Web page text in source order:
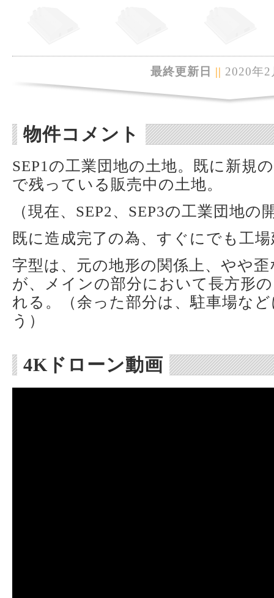
最終更新日 || 2020年
物件コメント
SEP1の工業団地の土地。既に新規
で残っている販売中の土地。
（現在、SEP2、SEP3の工業団地
既に造成完了の為、すぐにでも工
字型は、元の地形の関係上、やや
が、メインの部分において長方形
れる。（余った部分は、駐車場な
う）
4Kドローン動画